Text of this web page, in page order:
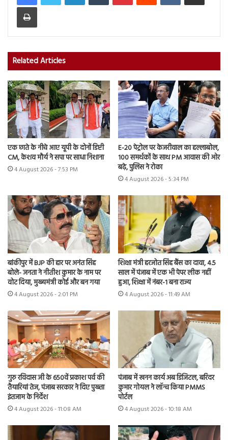
Print
Related Articles
एक छाते के नीचे आए यूपी के दोनों डिप्टी
CM, केशव मौर्य ने सपा पर साधा निशाना
4 August 2026 - 7:53 PM
E-20 पेट्रोल पर केजरीवाल का हल्लाबोल,
100 समर्थकों के साथ PM आवास की ओर
बढ़े, पुलिस ने रोका
4 August 2026 - 5:34 PM
बांकीपुर में BJP की हार पर अनंत सिंह
बोले- जनता ने नीतीश कुमार के नाम पर
वोट दिया, मुख्यमंत्री कोई और बन गया
4 August 2026 - 2:01 PM
शिक्षा मंत्री हरजोत सिंह बैंस का दावा, 4.5
साल में पंजाब में एक भी पेपर लीक नहीं
हुआ, शिक्षा में नंबर-1 बना राज्य
4 August 2026 - 11:49 AM
गुरु रविदास जी के 650वें प्रकाश पर्व की
तैयारियां तेज, पंजाब सरकार ने दिए पुख्ता
इंतजाम के निर्देश
4 August 2026 - 11:08 AM
पंजाब में खनन कार्य अब डिजिटल, बरिंदर
कुमार गोयल ने लॉन्च किया PMMS
पोर्टल
4 August 2026 - 10:18 AM